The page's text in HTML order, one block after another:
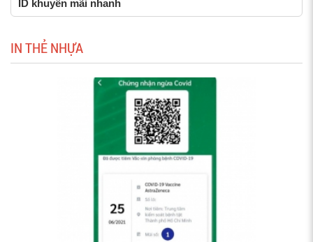
ID khuyến mãi nhanh
IN THẺ NHỰA